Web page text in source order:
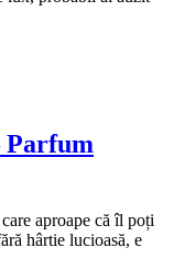
Parfum
aproape că îl poți
hârtie lucioasă, e